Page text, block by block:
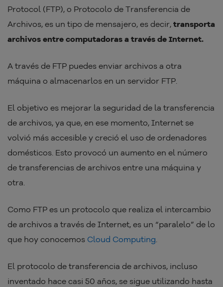
Protocol (FTP), o Protocolo de Transferencia de
Archivos, es un tipo de mensajero, es decir, transporta
archivos entre computadoras a través de Internet.
A través de FTP puedes enviar archivos a otra
máquina o almacenarlos en un servidor FTP.
El objetivo es mejorar la seguridad de la transferencia
de archivos, ya que, en ese momento, Internet se
volvió más accesible y creció el uso de ordenadores
domésticos. Esto provocó un aumento en el número
de transferencias de archivos entre una máquina y
otra.
Como FTP es un protocolo que realiza el intercambio
de archivos a través de Internet, es un “paralelo” de lo
que hoy conocemos Cloud Computing.
El protocolo de transferencia de archivos, incluso
inventado hace casi 50 años, se sigue utilizando hasta